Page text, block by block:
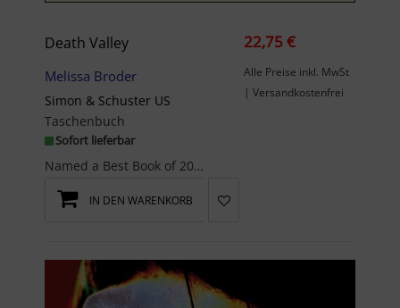
Death Valley
Melissa Broder
Simon & Schuster US
Taschenbuch
Sofort lieferbar
Named a Best Book of 2023 by The New York Times ('incandescent...hilarious...a triumph'), Oprah D...
22,75 €
Alle Preise inkl. MwSt
| Versandkostenfrei
IN DEN WARENKORB